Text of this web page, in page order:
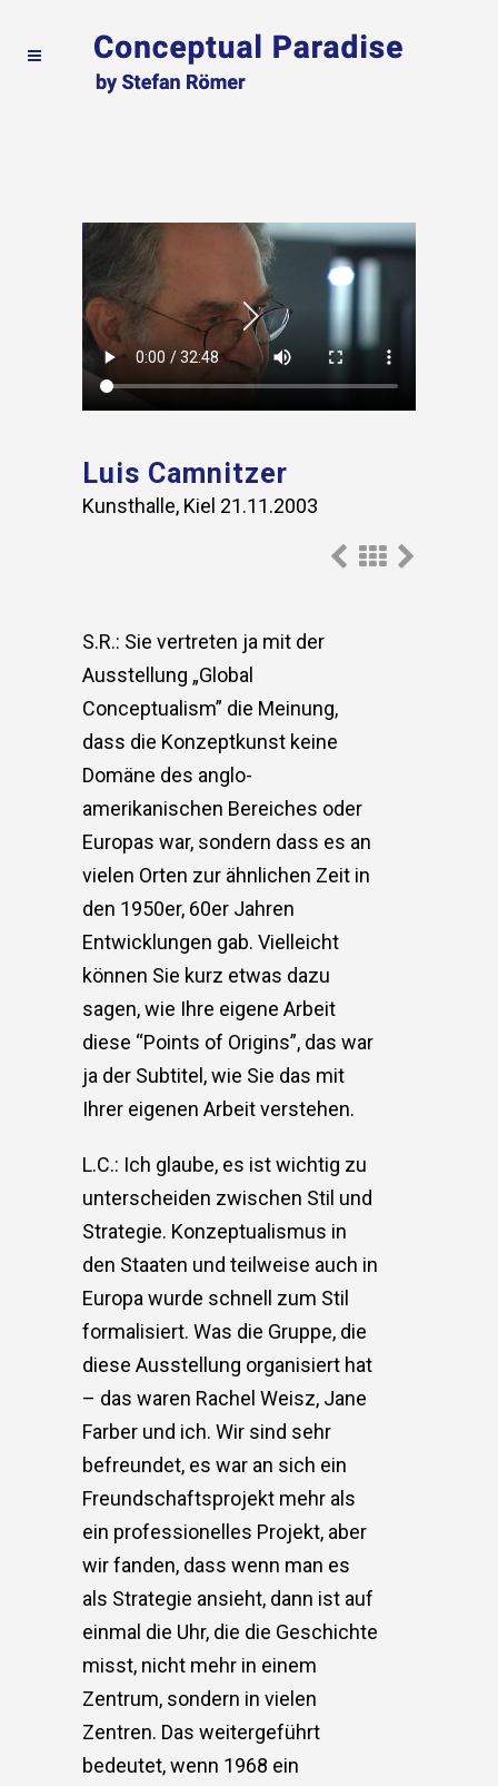
Luis Camnitzer
Kunsthalle, Kiel 21.11.2003
S.R.: Sie vertreten ja mit der
Ausstellung „Global
Conceptualism” die Meinung,
dass die Konzeptkunst keine
Domäne des anglo-
amerikanischen Bereiches oder
Europas war, sondern dass es an
vielen Orten zur ähnlichen Zeit in
den 1950er, 60er Jahren
Entwicklungen gab. Vielleicht
können Sie kurz etwas dazu
sagen, wie Ihre eigene Arbeit
diese “Points of Origins”, das war
ja der Subtitel, wie Sie das mit
Ihrer eigenen Arbeit verstehen.
L.C.: Ich glaube, es ist wichtig zu
unterscheiden zwischen Stil und
Strategie. Konzeptualismus in
den Staaten und teilweise auch in
Europa wurde schnell zum Stil
formalisiert. Was die Gruppe, die
diese Ausstellung organisiert hat
– das waren Rachel Weisz, Jane
Farber und ich. Wir sind sehr
befreundet, es war an sich ein
Freundschaftsprojekt mehr als
ein professionelles Projekt, aber
wir fanden, dass wenn man es
als Strategie ansieht, dann ist auf
einmal die Uhr, die die Geschichte
misst, nicht mehr in einem
Zentrum, sondern in vielen
Zentren. Das weitergeführt
bedeutet, wenn 1968 ein